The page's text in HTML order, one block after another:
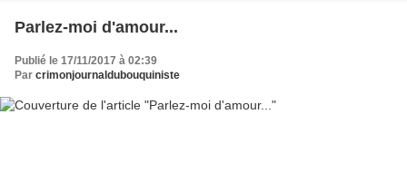
Parlez-moi d'amour...
Publié le 17/11/2017 à 02:39
Par crimonjournaldubouquiniste